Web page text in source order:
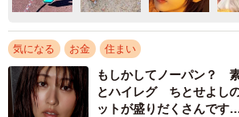
気になる お金 住まい
もしかしてノーパン？
とハイレグ ちとせよし
ットが盛りだくさんです